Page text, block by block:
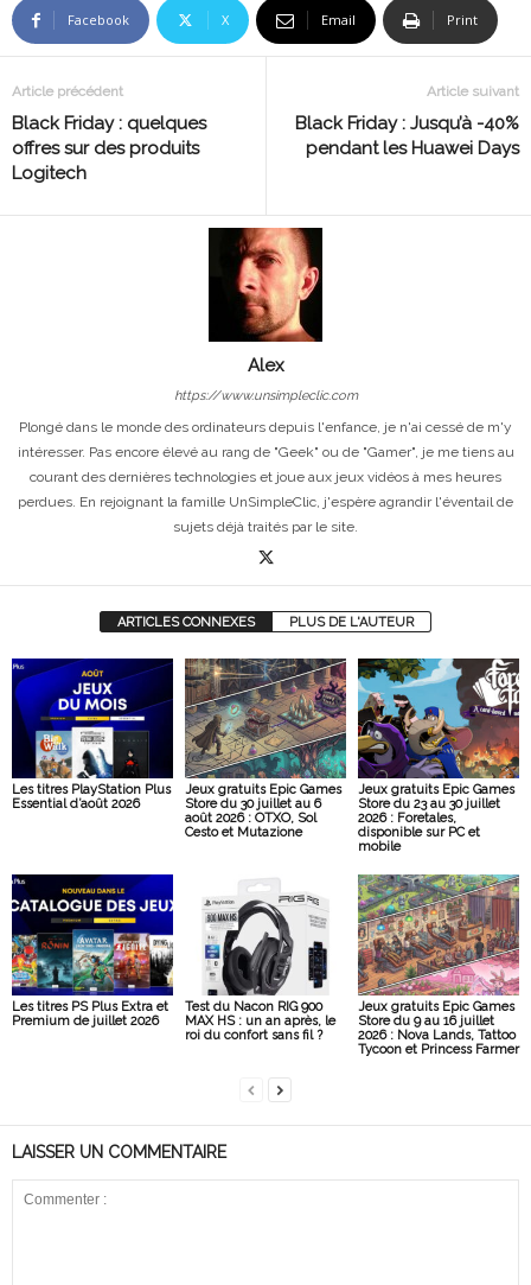
Facebook X Email Print
Article précédent
Black Friday : quelques
offres sur des produits
Logitech
Article suivant
Black Friday : Jusqu’à -40%
pendant les Huawei Days
Alex
https://www.unsimpleclic.com
Plongé dans le monde des ordinateurs depuis l'enfance, je n'ai cessé de m'y
intéresser. Pas encore élevé au rang de "Geek" ou de "Gamer", je me tiens au
courant des dernières technologies et joue aux jeux vidéos à mes heures
perdues. En rejoignant la famille UnSimpleClic, j'espère agrandir l'éventail de
sujets déjà traités par le site.
ARTICLES CONNEXES PLUS DE L'AUTEUR
Les titres PlayStation Plus
Essential d’août 2026
Jeux gratuits Epic Games
Store du 30 juillet au 6
août 2026 : OTXO, Sol
Cesto et Mutazione
Jeux gratuits Epic Games
Store du 23 au 30 juillet
2026 : Foretales,
disponible sur PC et
mobile
Les titres PS Plus Extra et
Premium de juillet 2026
Test du Nacon RIG 900
MAX HS : un an après, le
roi du confort sans fil ?
Jeux gratuits Epic Games
Store du 9 au 16 juillet
2026 : Nova Lands, Tattoo
Tycoon et Princess Farmer
LAISSER UN COMMENTAIRE